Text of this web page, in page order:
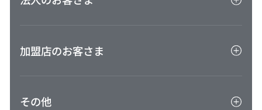
びゅう商品券
外貨両替センター
ご利用ガイド
BTM決済サービス旅行会社連絡先
加盟店のお客さま
その他